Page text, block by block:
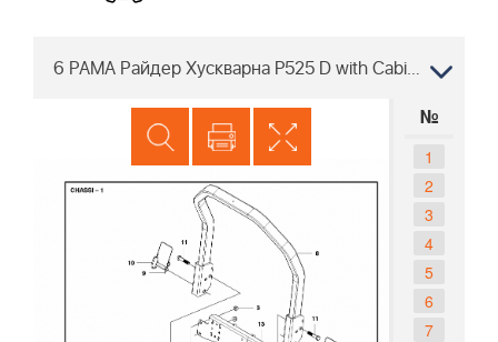
6 РАМА Райдер Хускварна P525 D with Cabin 967848001, 2018
№
1
2
3
4
5
6
7